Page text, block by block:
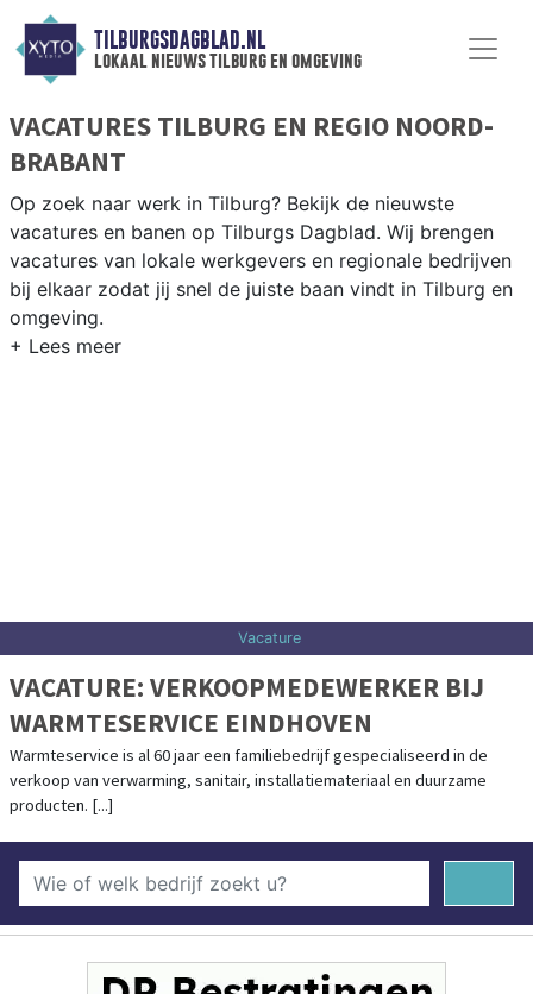
TILBURGSDAGBLAD.NL
lokaal nieuws tilburg en omgeving
VACATURES TILBURG EN REGIO NOORD-
BRABANT
Op zoek naar werk in Tilburg? Bekijk de nieuwste
vacatures en banen op Tilburgs Dagblad. Wij brengen
vacatures van lokale werkgevers en regionale bedrijven
bij elkaar zodat jij snel de juiste baan vindt in Tilburg en
omgeving.
Vacature
VACATURE: VERKOOPMEDEWERKER BIJ
WARMTESERVICE EINDHOVEN
Warmteservice is al 60 jaar een familiebedrijf gespecialiseerd in de
verkoop van verwarming, sanitair, installatiemateriaal en duurzame
producten. [...]